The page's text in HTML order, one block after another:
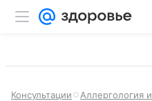
Консультации Аллергология